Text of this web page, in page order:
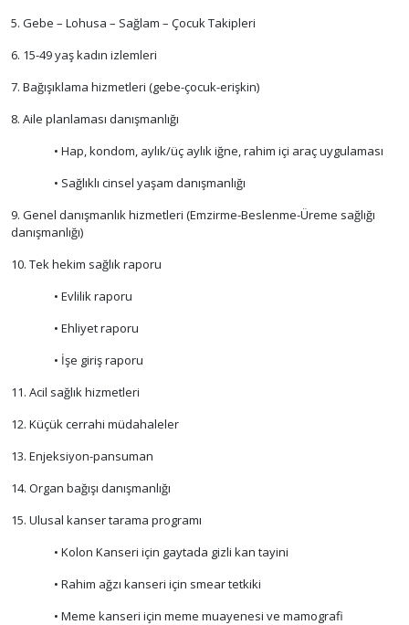
5. Gebe – Lohusa – Sağlam – Çocuk Takipleri
6. 15-49 yaş kadın izlemleri
7. Bağışıklama hizmetleri (gebe-çocuk-erişkin)
8. Aile planlaması danışmanlığı
• Hap, kondom, aylık/üç aylık iğne, rahim içi araç uygulaması
• Sağlıklı cinsel yaşam danışmanlığı
9. Genel danışmanlık hizmetleri (Emzirme-Beslenme-Üreme sağlığı
danışmanlığı)
10. Tek hekim sağlık raporu
• Evlilik raporu
• Ehliyet raporu
• İşe giriş raporu
11. Acil sağlık hizmetleri
12. Küçük cerrahi müdahaleler
13. Enjeksiyon-pansuman
14. Organ bağışı danışmanlığı
15. Ulusal kanser tarama programı
• Kolon Kanseri için gaytada gizli kan tayini
• Rahim ağzı kanseri için smear tetkiki
• Meme kanseri için meme muayenesi ve mamografi